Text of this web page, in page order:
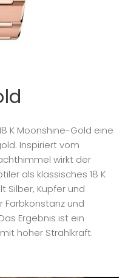
K Moonshine-Gold eine
Inspiriert vom
wirkt der
als klassisches 18 K
Silber, Kupfer und
Farbkonstanz und
Ergebnis ist ein
hoher Strahlkraft.